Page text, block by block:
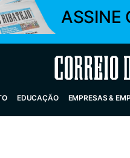
ASSINE
Correio do
EDUCAÇÃO EMPRESAS &